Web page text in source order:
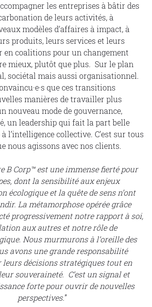
les entreprises à bâtir des
de leurs activités, à
modèles d’affaires à impact, à
produits, leurs services et leurs
en coalitions pour un changement
mieux, plutôt que plus. Sur le plan
sociétal mais aussi organisationnel.
que ces transitions
manières de travailler plus
nouveau mode de gouvernance,
un leadership qui fait la part belle
l’intelligence collective. C’est sur tous
nous agissons avec nos clients.
B Corp™ est une immense fierté pour
dont la sensibilité aux enjeux
écologique et la quête de sens n’ont
La métamorphose opérée grâce
progressivement notre rapport à soi,
aux autres et notre rôle de
Nous murmurons à l’oreille des
avons une grande responsabilité
leurs décisions stratégiques tout en
souveraineté. C’est un signal et
forte pour ouvrir de nouvelles
perspectives.”